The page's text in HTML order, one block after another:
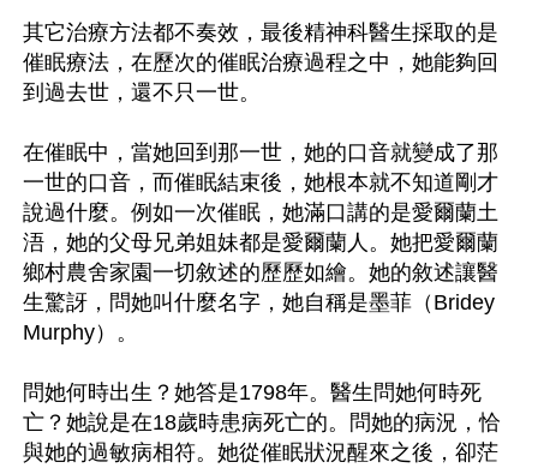
其它治療方法都不奏效，最後精神科醫生採取的是
催眠療法，在歷次的催眠治療過程之中，她能夠回
到過去世，還不只一世。
在催眠中，當她回到那一世，她的口音就變成了那
一世的口音，而催眠結束後，她根本就不知道剛才
說過什麼。例如一次催眠，她滿口講的是愛爾蘭土
浯，她的父母兄弟姐妹都是愛爾蘭人。她把愛爾蘭
鄉村農舍家園一切敘述的歷歷如繪。她的敘述讓醫
生驚訝，問她叫什麼名字，她自稱是墨菲（Bridey
Murphy）。
問她何時出生？她答是1798年。醫生問她何時死
亡？她說是在18歲時患病死亡的。問她的病況，恰
與她的過敏病相符。她從催眠狀況醒來之後，卻茫